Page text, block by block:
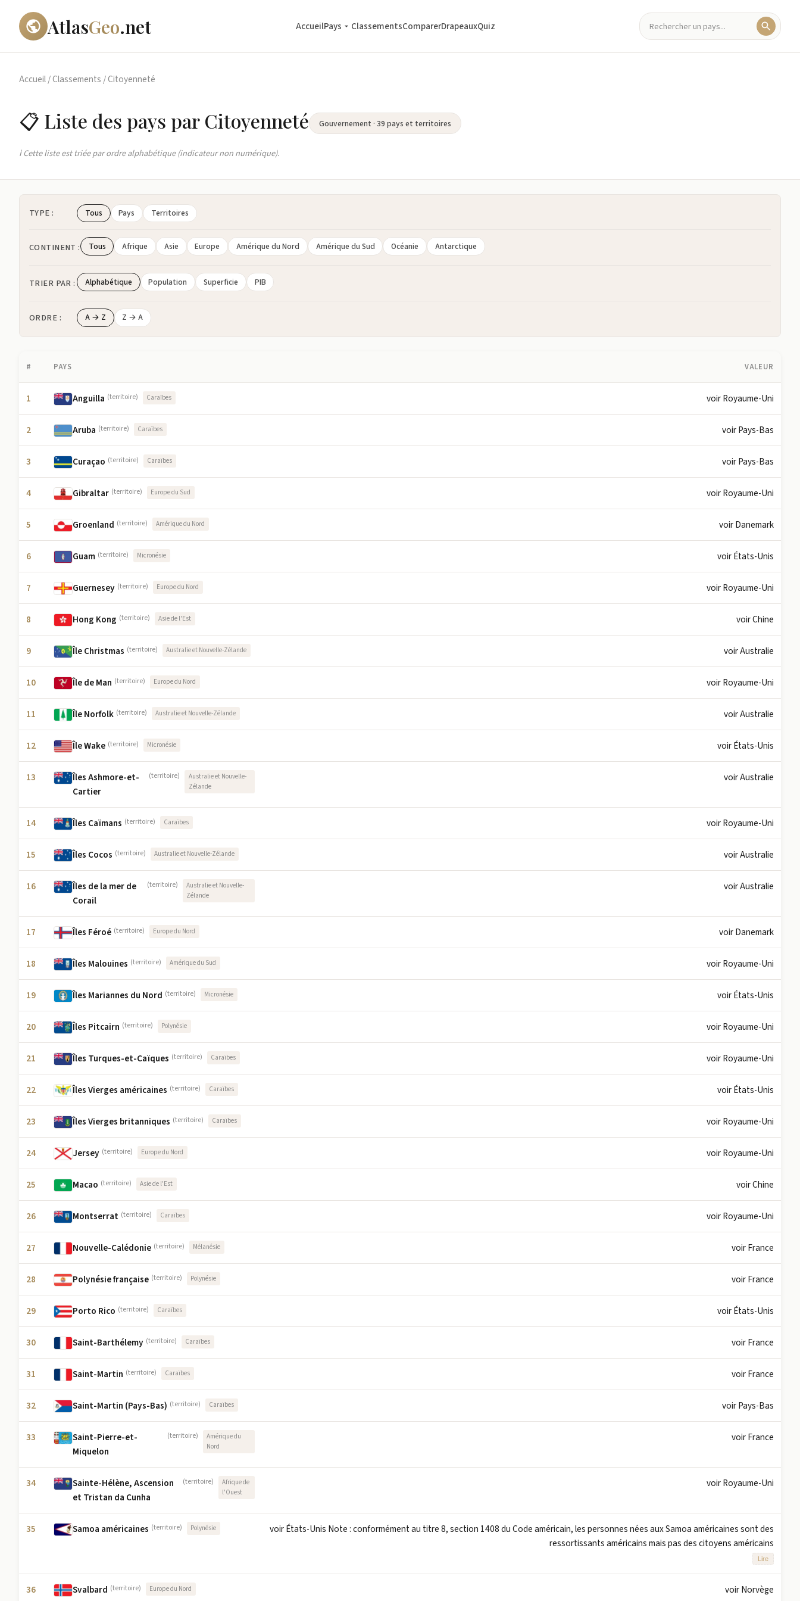
AtlasGeo.net AccueilPays ClassementsComparerDrapeauxQuiz
Accueil/Classements /Citoyenneté
📋 Liste des pays par Citoyenneté Gouvernement · 39 pays et territoires
ℹ️ Cette liste est triée par ordre alphabétique (indicateur non numérique).
TYPE : Tous Pays Territoires
CONTINENT : Tous Afrique Asie Europe Amérique du Nord Amérique du Sud Océanie Antarctique
TRIER PAR : Alphabétique Population Superficie PIB
ORDRE : A → Z Z → A
# PAYS VALEUR
1 Anguilla (territoire) Caraïbes voir Royaume-Uni
2 Aruba (territoire) Caraïbes voir Pays-Bas
3 Curaçao (territoire) Caraïbes voir Pays-Bas
4 Gibraltar (territoire) Europe du Sud voir Royaume-Uni
5 Groenland (territoire) Amérique du Nord voir Danemark
6 Guam (territoire) Micronésie voir États-Unis
7 Guernesey (territoire) Europe du Nord voir Royaume-Uni
8 Hong Kong (territoire) Asie de l'Est voir Chine
9 Île Christmas (territoire) Australie et Nouvelle-Zélande voir Australie
10 Île de Man (territoire) Europe du Nord voir Royaume-Uni
11 Île Norfolk (territoire) Australie et Nouvelle-Zélande voir Australie
12 Île Wake (territoire) Micronésie voir États-Unis
13
Îles Ashmore-et-
Cartier
(territoire)
Australie et Nouvelle-
Zélande
voir Australie
14 Îles Caïmans (territoire) Caraïbes voir Royaume-Uni
15 Îles Cocos (territoire) Australie et Nouvelle-Zélande voir Australie
16
Îles de la mer de
Corail
(territoire)
Australie et Nouvelle-
Zélande
voir Australie
17 Îles Féroé (territoire) Europe du Nord voir Danemark
18 Îles Malouines (territoire) Amérique du Sud voir Royaume-Uni
19 Îles Mariannes du Nord (territoire) Micronésie voir États-Unis
20 Îles Pitcairn (territoire) Polynésie voir Royaume-Uni
21 Îles Turques-et-Caïques (territoire) Caraïbes voir Royaume-Uni
22 Îles Vierges américaines (territoire) Caraïbes voir États-Unis
23 Îles Vierges britanniques (territoire) Caraïbes voir Royaume-Uni
24 Jersey (territoire) Europe du Nord voir Royaume-Uni
25 Macao (territoire) Asie de l'Est voir Chine
26 Montserrat (territoire) Caraïbes voir Royaume-Uni
27 Nouvelle-Calédonie (territoire) Mélanésie voir France
28 Polynésie française (territoire) Polynésie voir France
29 Porto Rico (territoire) Caraïbes voir États-Unis
30 Saint-Barthélemy (territoire) Caraïbes voir France
31 Saint-Martin (territoire) Caraïbes voir France
32 Saint-Martin (Pays-Bas) (territoire) Caraïbes voir Pays-Bas
33
Saint-Pierre-et-
Miquelon
(territoire)
Amérique du
Nord
voir France
34
Sainte-Hélène, Ascension
et Tristan da Cunha
(territoire)
Afrique de
l'Ouest
voir Royaume-Uni
35 Samoa américaines (territoire) Polynésie
voir États-Unis Note : conformément au titre 8, section 1408 du Code américain, les personnes nées aux Samoa américaines sont des
ressortissants américains mais pas des citoyens américains
Lire
36 Svalbard (territoire) Europe du Nord voir Norvège